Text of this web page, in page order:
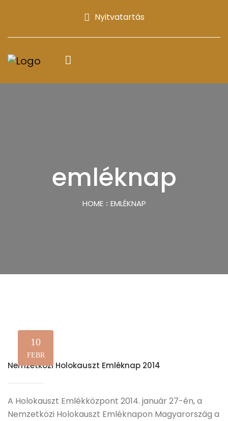
Nyitvatartás
emléknap
HOME EMLÉKNAP
10
FEBR
Nemzetközi Holokauszt Emléknap 2014
A Holokauszt Emlékközpont 2014. január 27-én, a
Nemzetközi Holokauszt Emléknapon Magyarország a